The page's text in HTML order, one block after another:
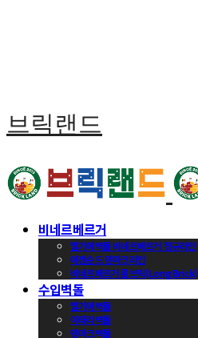
브릭랜드
비네르베르거
벨기에벽돌 비네르베르거 정규라인
에겐순드 덴마크라인
비네르베르거 롱브릭(Long Brick)
수입벽돌
벨기에벽돌
이태리벽돌
덴마크벽돌